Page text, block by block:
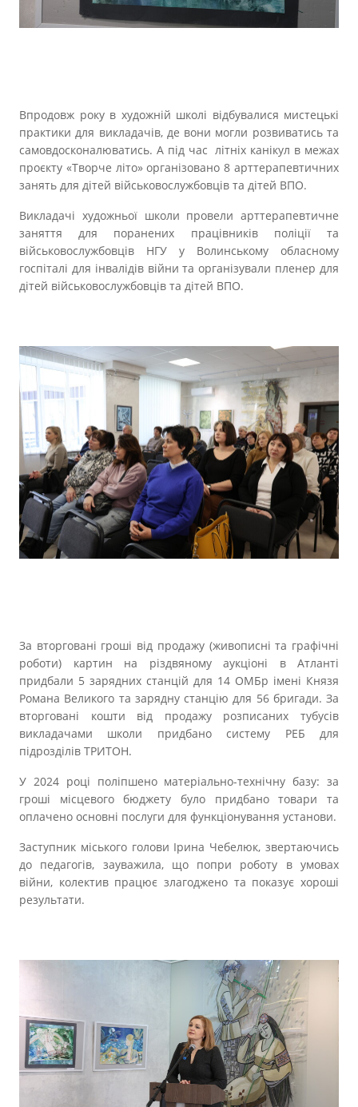
Впродовж року в художній школі відбувалися мистецькі
практики для викладачів, де вони могли розвиватись та
самовдосконалюватись. А під час літніх канікул в межах
проєкту «Творче літо» організовано 8 арттерапевтичних
занять для дітей військовослужбовців та дітей ВПО.
Викладачі художньої школи провели арттерапевтичне
заняття для поранених працівників поліції та
військовослужбовців НГУ у Волинському обласному
госпіталі для інвалідів війни та організували пленер для
дітей військовослужбовців та дітей ВПО.
За вторговані гроші від продажу (живописні та графічні
роботи) картин на різдвяному аукціоні в Атланті
придбали 5 зарядних станцій для 14 ОМБр імені Князя
Романа Великого та зарядну станцію для 56 бригади. За
вторговані кошти від продажу розписаних тубусів
викладачами школи придбано систему РЕБ для
підрозділів ТРИТОН.
У 2024 році поліпшено матеріально-технічну базу: за
гроші місцевого бюджету було придбано товари та
оплачено основні послуги для функціонування установи.
Заступник міського голови Ірина Чебелюк, звертаючись
до педагогів, зауважила, що попри роботу в умовах
війни, колектив працює злагоджено та показує хороші
результати.